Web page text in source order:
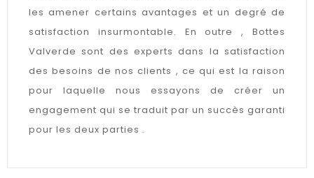
les amener certains avantages et un degré de
satisfaction insurmontable. En outre , Bottes
Valverde sont des experts dans la satisfaction
des besoins de nos clients , ce qui est la raison
pour laquelle nous essayons de créer un
engagement qui se traduit par un succès garanti
pour les deux parties .